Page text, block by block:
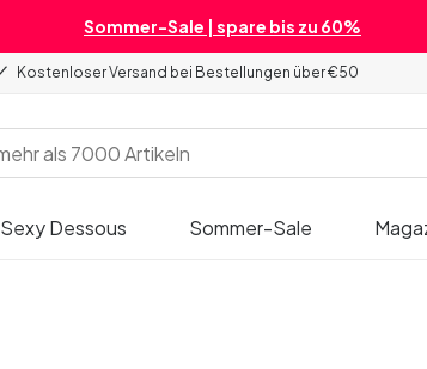
Sommer-Sale | spare bis zu 60%
Kostenloser Versand bei Bestellungen über €50
Sexy Dessous Sommer-Sale